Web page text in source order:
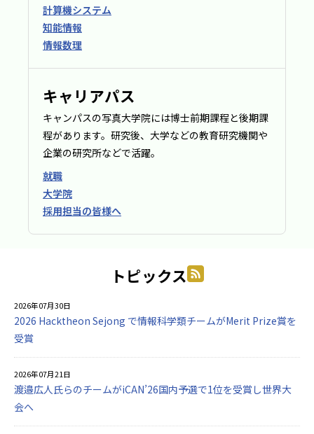
計算機システム
知能情報
情報数理
キャリアパス
キャンパスの写真大学院には博士前期課程と後期課
程があります。研究後、大学などの教育研究機関や
企業の研究所などで活躍。
就職
大学院
採用担当の皆様へ
トピックス
2026年07月30日
2026 Hacktheon Sejong で情報科学類チームがMerit Prize賞を
受賞
2026年07月21日
渡邉広人氏らのチームがiCAN’26国内予選で1位を受賞し世界大
会へ